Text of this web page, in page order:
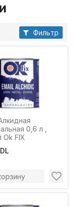
Фильтр
0,6 л ,
Ok FIX